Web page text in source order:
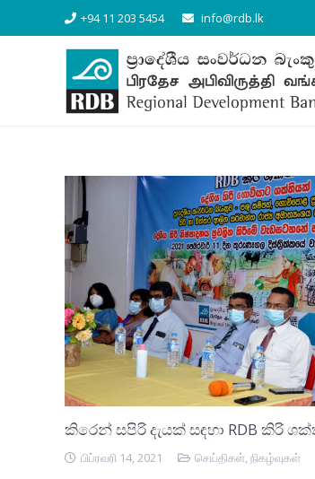
+94 11 203 5454 info@rdb.lk
කිරෙන් සපිරි දැයක් සඳහා RDB කිරි
பிப்ரவரி 14, 2021 செய்திகள், நிகழ்வுகள்